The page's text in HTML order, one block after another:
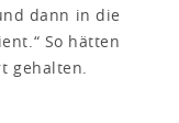
dann in die
So hätten
gehalten.